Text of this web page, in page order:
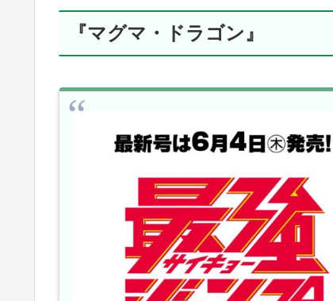
『マグマ・ドラゴン』